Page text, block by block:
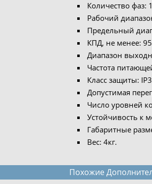
Количество фаз:
Рабочий
Предельный
КПД, не менее:
Диапазон
Частота
Класс защиты:
Допустимая
Число уровней
Устойчивость к
Габаритные
Вес: 4кг.
Похожие